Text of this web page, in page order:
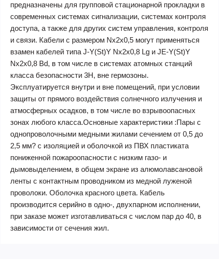
предназначены для групповой стационарной прокладки в
современных системах сигнализации, системах контроля
доступа, а также для других систем управления, контроля
и связи. Кабели с размером Nx2x0,5 могут применяться
взамен кабелей типа J-Y(St)Y Nx2x0,8 Lg и JE-Y(St)Y
Nx2x0,8 Bd, в том числе в системах атомных станций
класса безопасности 3Н, вне гермозоны.
Эксплуатируется внутри и вне помещений, при условии
защиты от прямого воздействия солнечного излучения и
атмосферных осадков, в том числе во взрывоопасных
зонах любого класса.Основные характеристики :Пары с
однопроволочными медными жилами сечением от 0,5 до
2,5 мм? с изоляцией и оболочкой из ПВХ пластиката
пониженной пожароопасности с низким газо- и
дымовыделением, в общем экране из алюмолавсановой
ленты с контактным проводником из медной луженой
проволоки. Оболочка красного цвета. Кабель
производится серийно в одно-, двухпарном исполнении,
при заказе может изготавливаться с числом пар до 40, в
зависимости от сечения жил.